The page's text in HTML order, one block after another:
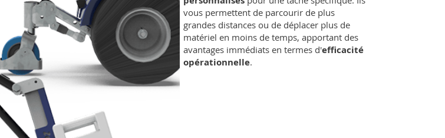
vous permettent de parcourir de plus
grandes distances ou de déplacer plus de
matériel en moins de temps, apportant des
avantages immédiats en termes d'efficacité
opérationnelle.